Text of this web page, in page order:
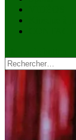
Rechercher :